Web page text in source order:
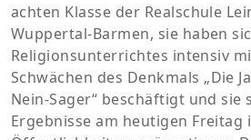
achten Klasse der Realschule
Wuppertal-Barmen, sie haben
Religionsunterrichtes intensiv
Schwächen des Denkmals „Die
Nein-Sager“ beschäftigt und sie
Ergebnisse am heutigen Freitag